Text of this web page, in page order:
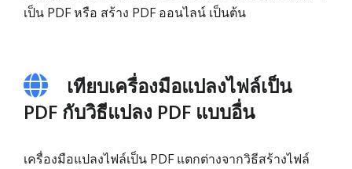
เป็น PDF หรือ สร้าง PDF ออนไลน์ เป็นต้น
เทียบเครื่องมือแปลงไฟล์เป็น
PDF กับวิธีแปลง PDF แบบอื่น
เครื่องมือแปลงไฟล์เป็น PDF แตกต่างจากวิธีสร้างไฟล์